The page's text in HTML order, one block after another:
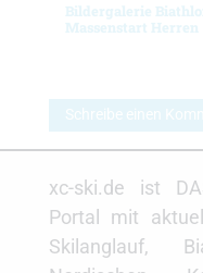
Bildergalerie
Massenstart Herren
Schreibe einen
xc-ski.de ist
Portal mit
Skilanglauf,